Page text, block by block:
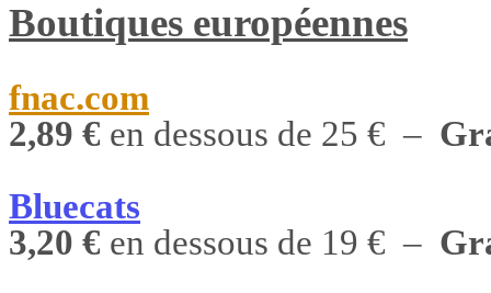
Boutiques européennes
fnac.com
2,89 € en dessous de 25 € –
Bluecats
3,20 € en dessous de 19 € –